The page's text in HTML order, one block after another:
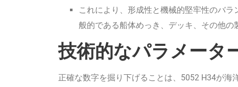
これにより、形成性と機械的堅牢性のバ
般的である船体めっき、デッキ、その他の
技術的なパラメータ
正確な数字を掘り下げることは、5052 H34が海